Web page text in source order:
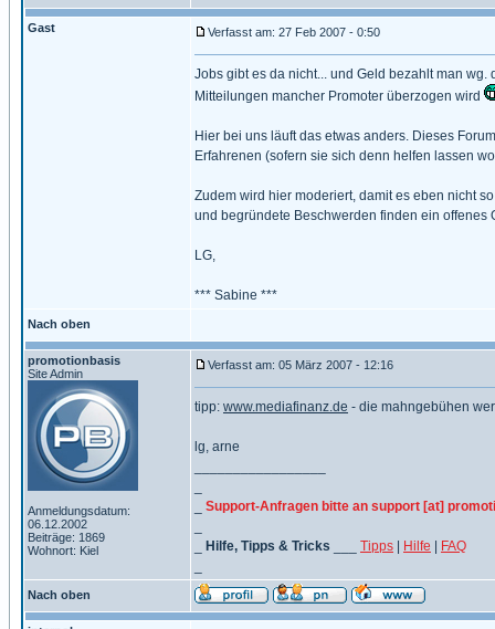
Gast Verfasst am: 27 Feb 2007 - 0:50
Jobs gibt es da nicht... und Geld bezahlt man
Mitteilungen mancher Promoter überzogen wird
Hier bei uns läuft das etwas anders. Dieses
Erfahrenen (sofern sie sich denn helfen lassen
Zudem wird hier moderiert, damit es eben nicht
und begründete Beschwerden finden ein offenes
LG,
*** Sabine ***
Nach oben
promotionbasis
Site Admin
Anmeldungsdatum:
06.12.2002
Beiträge: 1869
Wohnort: Kiel
Verfasst am: 05 März 2007 - 12:16
tipp: www.mediafinanz.de - die mahngebühen
lg, arne
Support-Anfragen bitte an support [at]
Hilfe, Tipps & Tricks Tipps Hilfe
FAQ
Nach oben